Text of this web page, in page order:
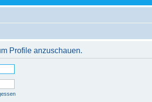
Profile anzuschauen.